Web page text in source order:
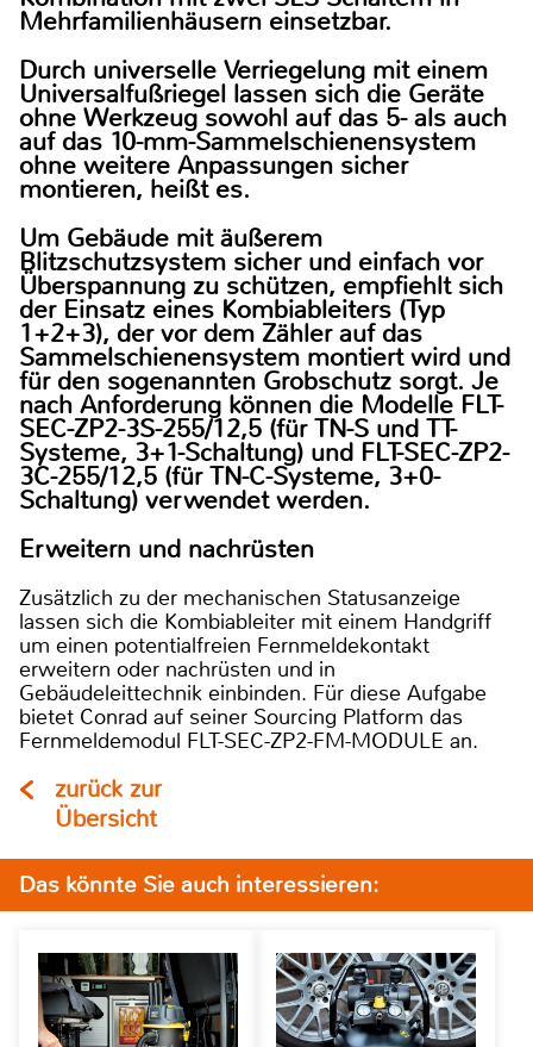
Mehrfamilienhäusern einsetzbar.
Durch universelle Verriegelung mit einem
Universalfußriegel lassen sich die Geräte
ohne Werkzeug sowohl auf das 5- als auch
auf das 10-mm-Sammelschienensystem
ohne weitere Anpassungen sicher
montieren, heißt es.
Um Gebäude mit äußerem
Blitzschutzsystem sicher und einfach vor
Überspannung zu schützen, empfiehlt sich
der Einsatz eines Kombiableiters (Typ
1+2+3), der vor dem Zähler auf das
Sammelschienensystem montiert wird und
für den sogenannten Grobschutz sorgt. Je
nach Anforderung können die Modelle FLT-
SEC-ZP2-3S-255/12,5 (für TN-S und TT-
Systeme, 3+1-Schaltung) und FLT-SEC-ZP2-
3C-255/12,5 (für TN-C-Systeme, 3+0-
Schaltung) verwendet werden.
Erweitern und nachrüsten
Zusätzlich zu der mechanischen Statusanzeige
lassen sich die Kombiableiter mit einem Handgriff
um einen potentialfreien Fernmeldekontakt
erweitern oder nachrüsten und in
Gebäudeleittechnik einbinden. Für diese Aufgabe
bietet Conrad auf seiner Sourcing Platform das
Fernmeldemodul FLT-SEC-ZP2-FM-MODULE an.
zurück zur
Übersicht
Das könnte Sie auch interessieren: